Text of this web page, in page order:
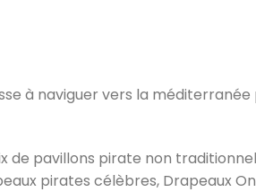
à naviguer vers la méditerranée
de pavillons pirate non
pirates célèbres, Drapeaux